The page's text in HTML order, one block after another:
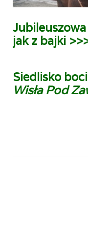
jak z bajki
Siedlisko
Wisła Pod